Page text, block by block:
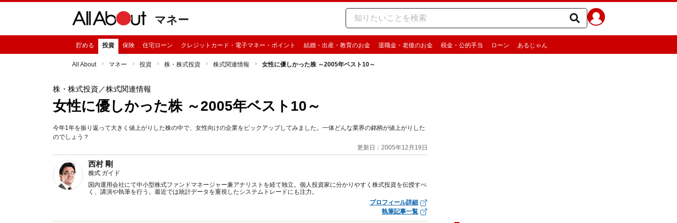
マネー
貯める 投資 保険 住宅ローン クレジットカード・電子マネー・ポイント 結婚・出産・教育のお金 退職金・老後のお金 税金・公的手当 ローン あるじゃん
All About マネー 投資 株・株式投資 株式関連情報 女性に優しかった株 ～2005年ベスト10～
株・株式投資 ／株式関連情報
女性に優しかった株 ～2005年ベスト10～
今年1年を振り返って大きく値上がりした株の中で、女性向けの企業をピックアップしてみました。一体どんな業界の銘柄が値上がりした
のでしょう？
更新日：2005年12月19日
西村 剛
株式 ガイド
国内運用会社にて中小型株式ファンドマネージャー兼アナリストを経て独立。個人投資家に分かりやすく株式投資を伝授すべ
く、講演や執筆を行う。最近では統計データを重視したシステムトレードにも注力。
プロフィール詳細
執筆記事一覧